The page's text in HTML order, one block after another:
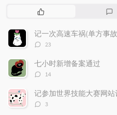
热
文
章
评
记一次高速车祸(单方事
评
数：
23
七小时新增备案通过
评
数：
14
记参加世界技能大赛网
评
3